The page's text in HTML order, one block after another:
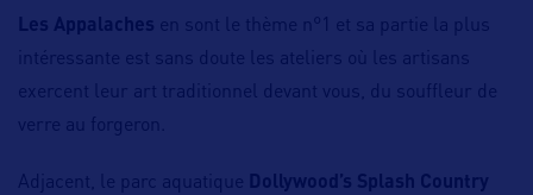
Les Appalaches en sont le thème n°1 et sa partie la plus
intéressante est sans doute les ateliers où les artisans
exercent leur art traditionnel devant vous, du souffleur de
verre au forgeron.
Adjacent, le parc aquatique Dollywood’s Splash Country